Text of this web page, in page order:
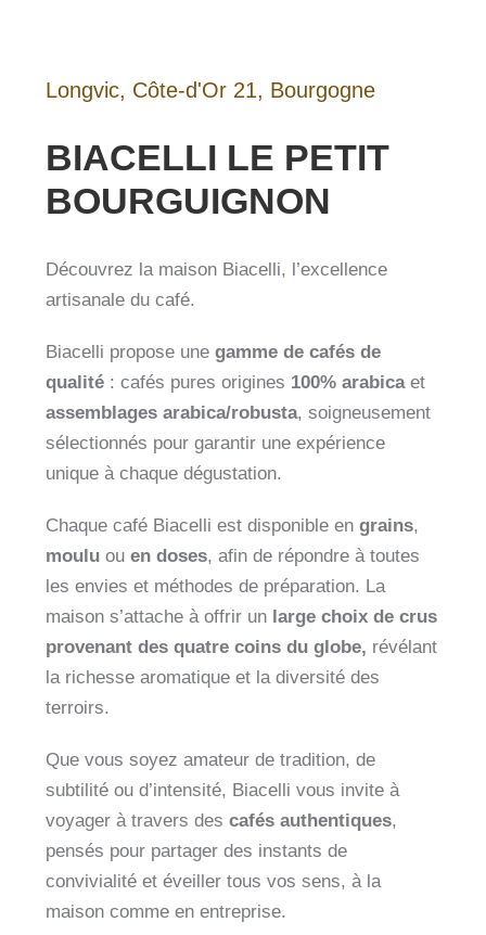
Longvic, Côte-d'Or 21, Bourgogne
BIACELLI LE PETIT
BOURGUIGNON
Découvrez la maison Biacelli, l’excellence
artisanale du café.
Biacelli propose unegamme de cafés de
qualité : cafés pures origines 100% arabicaet
assemblages arabica/robusta, soigneusement
sélectionnés pour garantir une expérience
unique à chaque dégustation.
Chaque café Biacelli est disponible engrains,
moulu ouen doses, afin de répondre à toutes
les envies et méthodes de préparation. La
maison s’attache à offrir un large choix de crus
provenant des quatre coins du globe, révélant
la richesse aromatique et la diversité des
terroirs.
Que vous soyez amateur de tradition, de
subtilité ou d’intensité, Biacelli vous invite à
voyager à travers descafés authentiques,
pensés pour partager des instants de
convivialité et éveiller tous vos sens, à la
maison comme en entreprise.